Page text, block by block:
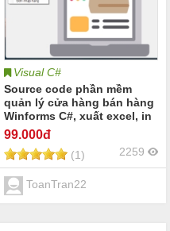
Visual C#
Source code phần mềm
quản lý cửa hàng bán hàng
Winforms C#, xuất excel, in
hóa đơn (ShopSimple)
99.000đ
(1) 2259
ToanTran22